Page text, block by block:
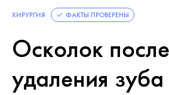
ХИРУРГИЯ ФАКТЫ ПРОВЕРЕНЫ
Осколок после
удаления зуба